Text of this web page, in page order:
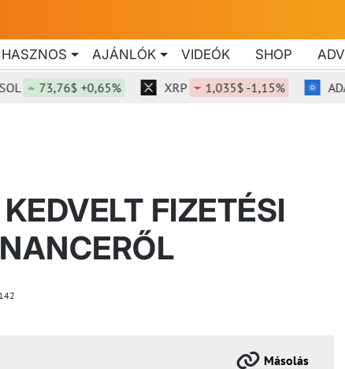
HASZNOS AJÁNLÓK VIDEÓK SHOP
73,76$ +0,65% XRP 1,035$ -1,15% ADA
FIZETÉSI
Másolás